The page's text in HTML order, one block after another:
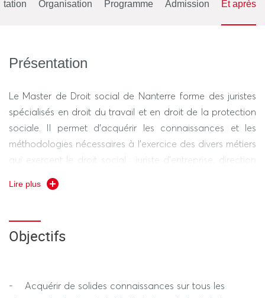
Organisation Programme Admission Et après
Présentation
Le Master de Droit social de Nanterre forme des juristes
spécialisés en droit du travail et en droit de la protection
sociale. Il permet d’acquérir les connaissances et les
méthodologies nécessaires à l’exercice des divers métiers
qui exercent le droit social : juriste d’entreprise, direction
des ressources humaines, juriste dans une organisation
professionnelle, avocat en droit social, inspection du
La Master 1 (première année) est commun à tous les
parcours différenciés.
Lire plus
Objectifs
- Acquérir de solides connaissances sur tous les